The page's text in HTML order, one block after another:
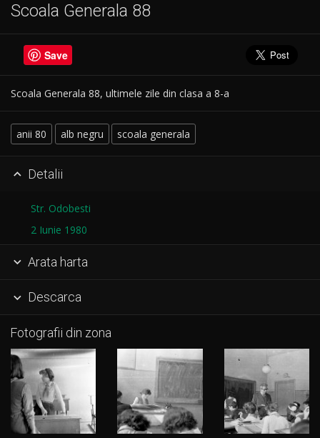
Scoala Generala 88
Save
Scoala Generala 88, ultimele zile din clasa a 8-a
anii 80 alb negru scoala generala
 Detalii
Str. Odobesti
2 Iunie 1980
 Arata harta
 Descarca
Fotografii din zona